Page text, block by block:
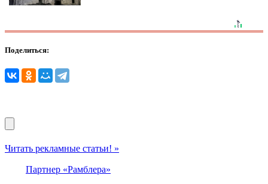
Поделиться:
Читать рекламные статьи! »
Партнер «Рамблера»